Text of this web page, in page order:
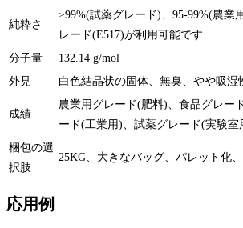
純粋さ
≥99%(試薬グレード)、95-99%(農業
レード(E517)が利用可能です
分子量
132.14 g/mol
外見
白色結晶状の固体、無臭、やや吸湿
成績
農業用グレード(肥料)、食品グレー
ード(工業用)、試薬グレード(実験室
梱包の選
択肢
25KG、大きなバッグ、パレット化
応用例